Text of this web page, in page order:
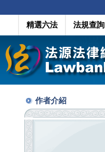
精選六法 法規查詢
作者介紹